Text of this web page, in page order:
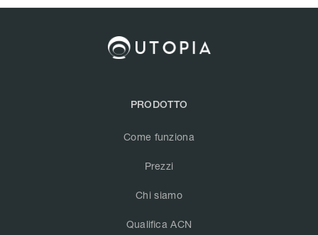
PRODOTTO
Come funziona
Prezzi
Chi siamo
Qualifica ACN